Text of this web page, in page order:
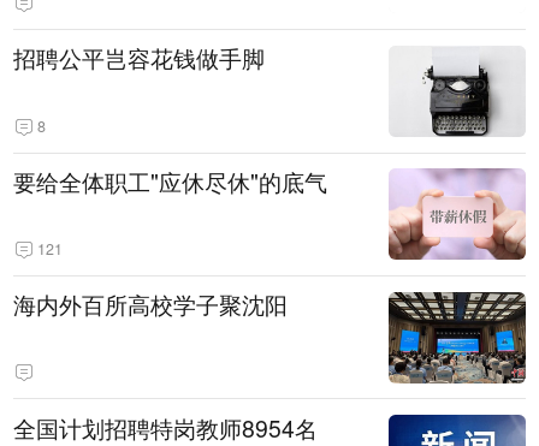
招聘公平岂容花钱做手脚
8
要给全体职工"应休尽休"的底气
121
海内外百所高校学子聚沈阳
全国计划招聘特岗教师8954名